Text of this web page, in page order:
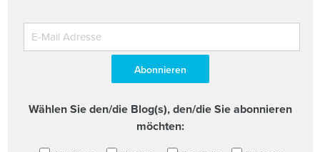
Wählen Sie den/die Blog(s), den/die Sie abonnieren
möchten: